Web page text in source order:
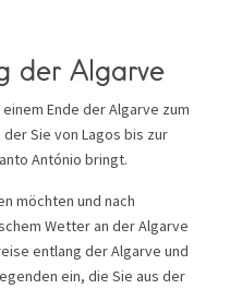
der Algarve
Ende der Algarve zum
Sie von Lagos bis zur
António bringt.
möchten und nach
Wetter an der Algarve
entlang der Algarve und
ein, die Sie aus der